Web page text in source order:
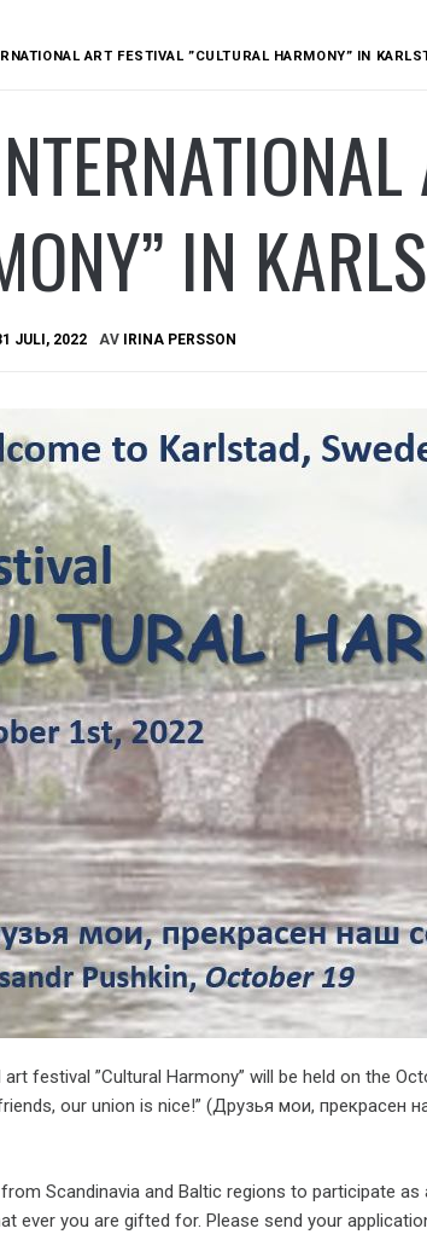
ART FESTIVAL ”CULTURAL HARMONY” IN
IN
JULI, 2022 AV IRINA PERSSON
festival ”Cultural Harmony” will be held on the
our union is nice!” (Друзья мои,
Scandinavia and Baltic regions to participate
ever you are gifted for. Please send your